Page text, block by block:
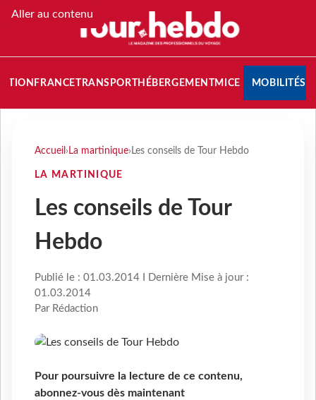
Aller au contenu
FRANCETRANSPORT HÉBERGEMENTMICE MOBILITÉS
Accueil › La martinique› Les conseils de Tour Hebdo
LA MARTINIQUE
Les conseils de Tour
Hebdo
Publié le : 01.03.2014 I Dernière Mise à jour :
01.03.2014
Par Rédaction
Pour poursuivre la lecture de ce contenu,
abonnez-vous dès maintenant